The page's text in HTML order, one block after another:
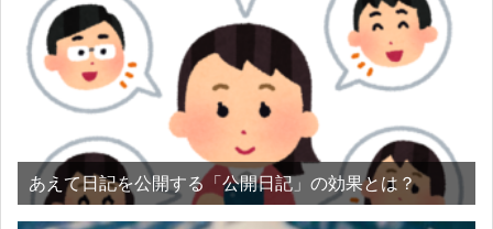
あえて日記を公開する「公開日記」の効果とは？